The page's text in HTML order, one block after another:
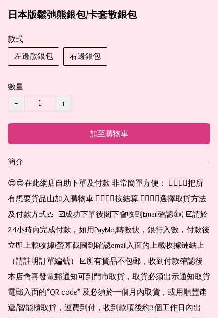
日本版鬆弛熊銀包/卡套散銀包
款式
左邊散銀包
右邊銀包
數量
−
+
加至購物車
簡介 −
😍😍在此網店自助下單及付款 非常簡單方便： 👉🏻👉🏻把所
有想要貨品山加入購物車 👉🏻👉🏻按結算 👉🏻👉🏻選擇取貨方法
及付款方式🎀  ☑️成功下單後閣下會收到Email確認👍( ☑️請於
24小時內完成付款，如用PayMe,轉數快，銀行入數，付款後
立即上載收據/螢幕截圖到確認email入面的上載收據鏈結上
（請註明訂單編號） ☑️所有貨品不包郵，收到付款確認後
本店會再發電郵通知可到門市取貨，取貨必須出示通知取貨
電郵入面的*QR code* 及必須於一個月內取貨，或用順豐速
遞/智能櫃取貨，運費到付，收到款項後約3個工作日內出